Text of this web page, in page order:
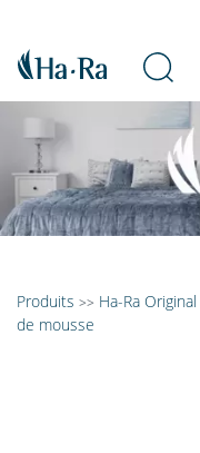
Produits >> Ha-Ra Original
de mousse